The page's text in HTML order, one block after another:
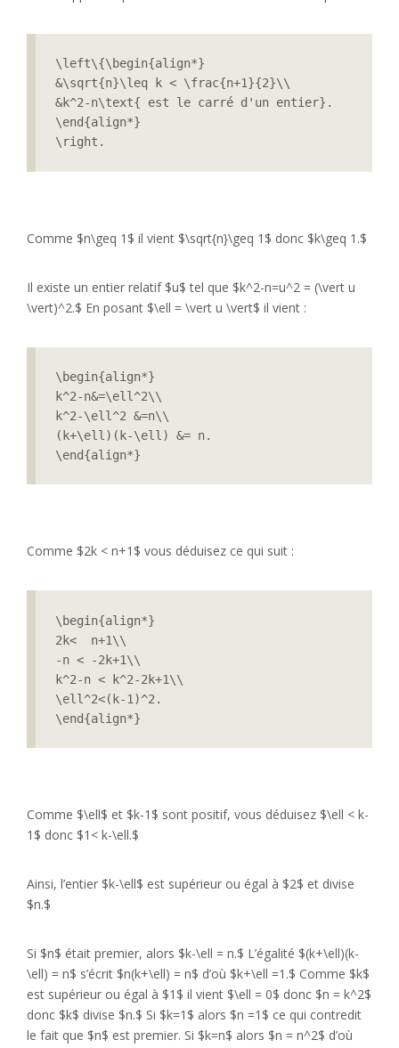
\left\{\begin{align*}
&\sqrt{n}\leq k < \frac{n+1}{2}\\
&k^2-n\text{ est le carré d'un entier}.
\end{align*}
\right.
Comme $n\geq 1$ il vient $\sqrt{n}\geq 1$ donc $k\geq 1.$
Il existe un entier relatif $u$ tel que $k^2-n=u^2 = (\vert u
\vert)^2.$ En posant $\ell = \vert u \vert$ il vient :
\begin{align*}
k^2-n&=\ell^2\\
k^2-\ell^2 &=n\\
(k+\ell)(k-\ell) &= n.
\end{align*}
Comme $2k < n+1$ vous déduisez ce qui suit :
\begin{align*}
2k<  n+1\\
-n < -2k+1\\
k^2-n < k^2-2k+1\\
\ell^2<(k-1)^2.
\end{align*}
Comme $\ell$ et $k-1$ sont positif, vous déduisez $\ell < k-
1$ donc $1< k-\ell.$
Ainsi, l’entier $k-\ell$ est supérieur ou égal à $2$ et divise
$n.$
Si $n$ était premier, alors $k-\ell = n.$ L’égalité $(k+\ell)(k-
\ell) = n$ s’écrit $n(k+\ell) = n$ d’où $k+\ell =1.$ Comme $k$
est supérieur ou égal à $1$ il vient $\ell = 0$ donc $n = k^2$
donc $k$ divise $n.$ Si $k=1$ alors $n =1$ ce qui contredit
le fait que $n$ est premier. Si $k=n$ alors $n = n^2$ d’où